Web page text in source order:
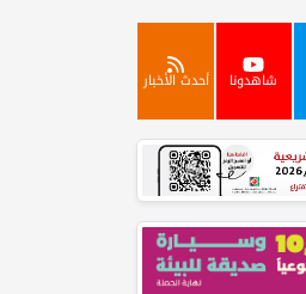
شاهدونا أحدث الأخبار